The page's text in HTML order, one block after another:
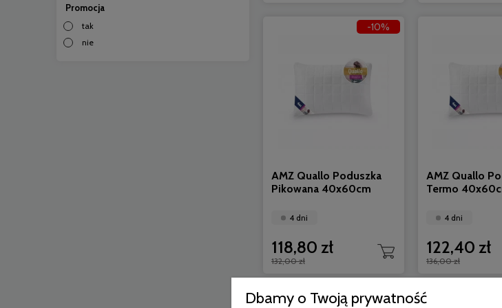
Promocja
tak
nie
AMZ Quallo Poduszka
Pikowana 40x60cm
4 dni
118,80 zł
132,00 zł
-10%
AMZ Quallo
Termo
4 dni
122,40 zł
136,00 zł
-10%
Dbamy o Twoją prywatność